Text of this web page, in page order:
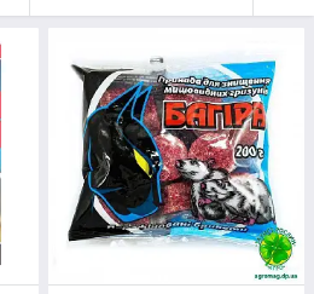
для людини і тварин, у
необхідно дотримуватися